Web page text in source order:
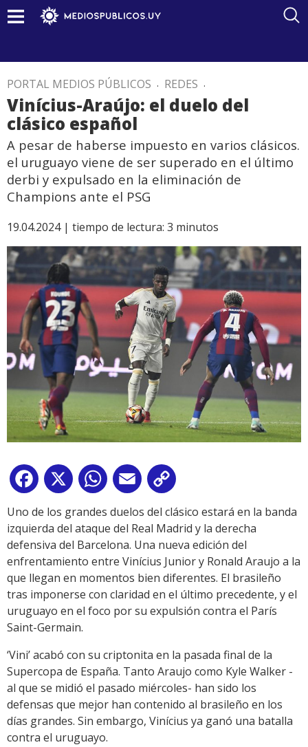
PORTAL MEDIOS PÚBLICOS . REDES .
Vinícius-Araújo: el duelo del
clásico español
A pesar de haberse impuesto en varios clásicos.
el uruguayo viene de ser superado en el último
derbi y expulsado en la eliminación de
Champions ante el PSG
19.04.2024 | tiempo de lectura: 3 minutos
Facebook
X WhatsApp
Email
Link
Uno de los grandes duelos del clásico estará en la banda
izquierda del ataque del Real Madrid y la derecha
defensiva del Barcelona. Una nueva edición del
enfrentamiento entre Vinícius Junior y Ronald Araujo a la
que llegan en momentos bien diferentes. El brasileño
tras imponerse con claridad en el último precedente, y el
uruguayo en el foco por su expulsión contra el París
Saint-Germain.
‘Vini’ acabó con su criptonita en la pasada final de la
Supercopa de España. Tanto Araujo como Kyle Walker -
al que se midió el pasado miércoles- han sido los
defensas que mejor han contenido al brasileño en los
días grandes. Sin embargo, Vinícius ya ganó una batalla
contra el uruguayo.